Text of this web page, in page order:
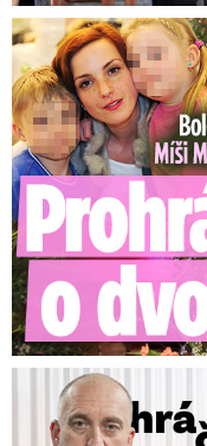
Bolestné vzpomínky